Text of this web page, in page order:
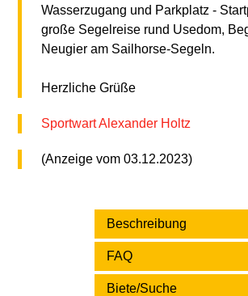
Wasserzugang und Parkplatz -
große Segelreise rund Usedom,
Neugier am Sailhorse-Segeln.
Herzliche Grüße
Sportwart Alexander Holtz
(Anzeige vom 03.12.2023)
Beschreibung
FAQ
Biete/Suche